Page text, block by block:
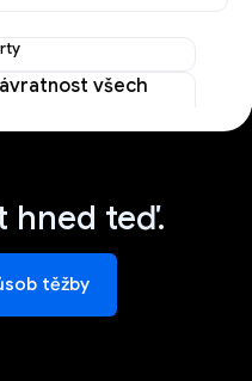
všech
hned teď.
těžby